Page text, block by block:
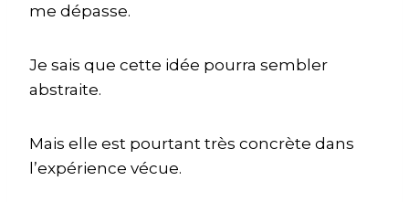
me dépasse.
Je sais que cette idée pourra sembler
abstraite.
Mais elle est pourtant très concrète dans
l’expérience vécue.